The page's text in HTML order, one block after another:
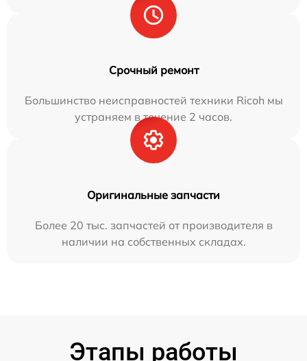
Срочный ремонт
Большинство неисправностей техники Ricoh мы
устраняем в течение 2 часов.
Оригинальные запчасти
Более 20 тыс. запчастей от производителя в
наличии на собственных складах.
Этапы работы